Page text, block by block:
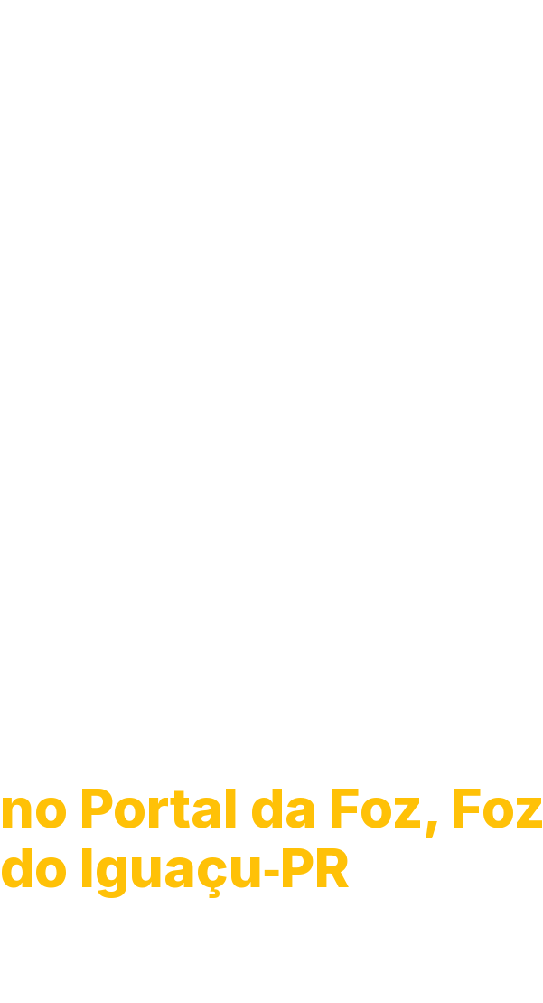
no Portal da Foz, Foz
do Iguaçu‑PR